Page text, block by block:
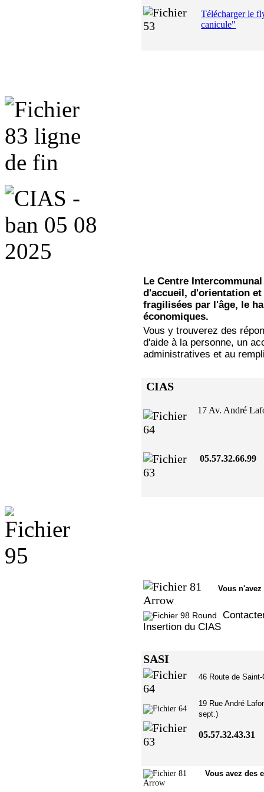
Télécharger le
canicule"
Le Centre
d'accueil, d'orientation et
fragilisées par l'âge, le
économiques.
Vous y trouverez des
d'aide à la personne, un
administratives et au
CIAS
17 Av. André
05.57.32.66.99
Vous
Insertion du CIAS
SASI
46 Route de
19 Rue André
sept.)
05.57.32.43.31
Vous